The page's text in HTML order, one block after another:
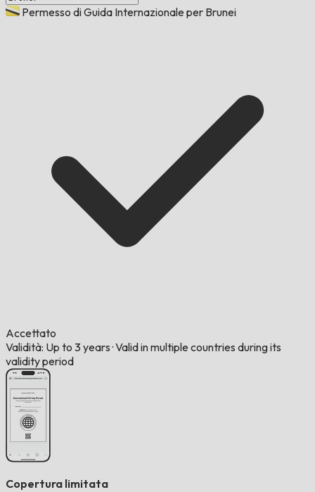
Permesso di Guida Internazionale per Brunei
Accettato
Validità: Up to 3 years ·Valid in multiple countries during its
validity period
Copertura limitata